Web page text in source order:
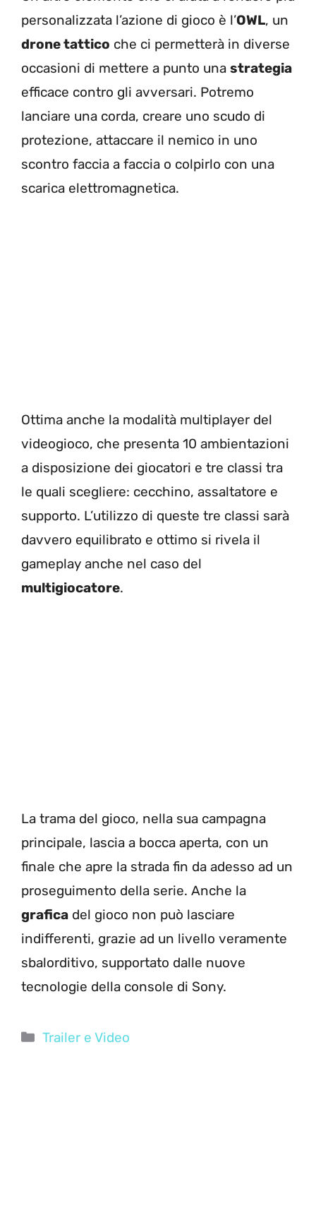
personalizzata l’azione di gioco è l’OWL, un
drone tattico che ci permetterà in diverse
occasioni di mettere a punto una strategia
efficace contro gli avversari. Potremo
lanciare una corda, creare uno scudo di
protezione, attaccare il nemico in uno
scontro faccia a faccia o colpirlo con una
scarica elettromagnetica.
Ottima anche la modalità multiplayer del
videogioco, che presenta 10 ambientazioni
a disposizione dei giocatori e tre classi tra
le quali scegliere: cecchino, assaltatore e
supporto. L’utilizzo di queste tre classi sarà
davvero equilibrato e ottimo si rivela il
gameplay anche nel caso del
multigiocatore.
La trama del gioco, nella sua campagna
principale, lascia a bocca aperta, con un
finale che apre la strada fin da adesso ad un
proseguimento della serie. Anche la
grafica del gioco non può lasciare
indifferenti, grazie ad un livello veramente
sbalorditivo, supportato dalle nuove
tecnologie della console di Sony.
Categorie
Trailer e Video